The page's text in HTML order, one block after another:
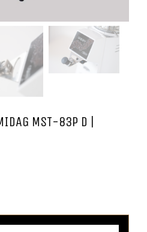
MST-83P D |